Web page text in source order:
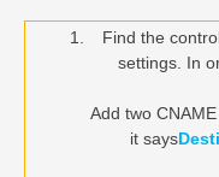
Find the
settings. In
Add two
it says